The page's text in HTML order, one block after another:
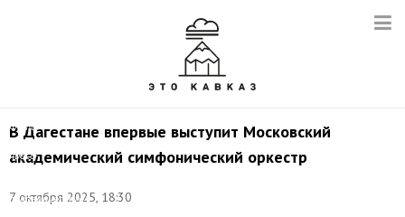
В Дагестане впервые выступит Московский
академический симфонический оркестр
7 октября 2025, 18:30
Фото:
©
пресс-
академического